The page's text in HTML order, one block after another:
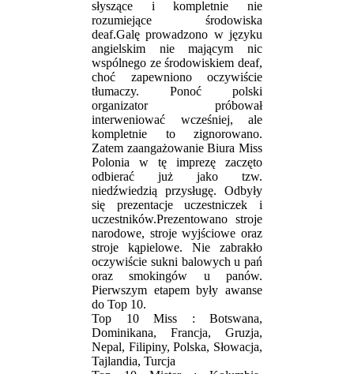
słyszące i kompletnie nie
rozumiejące środowiska
deaf.Galę prowadzono w języku
angielskim nie mającym nic
wspólnego ze środowiskiem deaf,
choć zapewniono oczywiście
tłumaczy. Ponoć polski
organizator próbował
interweniować wcześniej, ale
kompletnie to zignorowano.
Zatem zaangażowanie Biura Miss
Polonia w tę imprezę zaczęto
odbierać już jako tzw.
niedźwiedzią przysługę. Odbyły
się prezentacje uczestniczek i
uczestników.Prezentowano stroje
narodowe, stroje wyjściowe oraz
stroje kąpielowe. Nie zabrakło
oczywiście sukni balowych u pań
oraz smokingów u panów.
Pierwszym etapem były awanse
do Top 10.
Top 10 Miss : Botswana,
Dominikana, Francja, Gruzja,
Nepal, Filipiny, Polska, Słowacja,
Tajlandia, Turcja